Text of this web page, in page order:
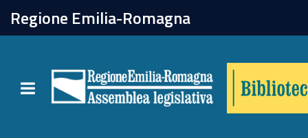
Regione Emilia-Romagna
Toggle navigation
chiudi
Catalogo online